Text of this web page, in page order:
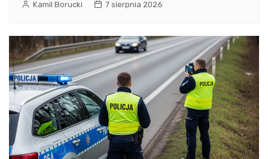
Kamil Borucki 7 sierpnia 2026